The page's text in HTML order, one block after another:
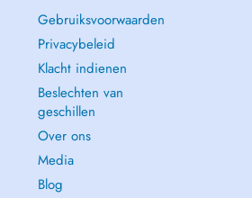
Gebruiksvoorwaarden
Privacybeleid
Klacht indienen
Beslechten van
geschillen
Over ons
Media
Blog